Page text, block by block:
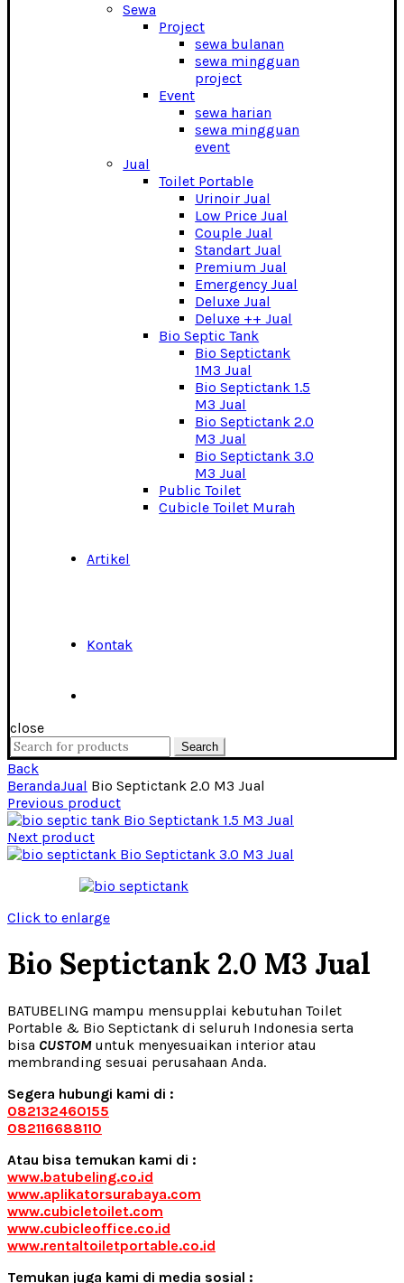
Sewa
Project
sewa bulanan
sewa mingguan
project
Event
sewa harian
sewa mingguan
event
Jual
Toilet Portable
Urinoir Jual
Low Price Jual
Couple Jual
Standart Jual
Premium Jual
Emergency Jual
Deluxe Jual
Deluxe ++ Jual
Bio Septic Tank
Bio Septictank
1M3 Jual
Bio Septictank 1.5
M3 Jual
Bio Septictank 2.0
M3 Jual
Bio Septictank 3.0
M3 Jual
Public Toilet
Cubicle Toilet Murah
Artikel
Kontak
close
Search
for:
Search
Back
BerandaJual Bio Septictank 2.0 M3 Jual
Previous product
Bio Septictank 1.5 M3 Jual
Next product
Bio Septictank 3.0 M3 Jual
Click to enlarge
Bio Septictank 2.0 M3 Jual
BATUBELING mampu mensupplai kebutuhan Toilet
Portable & Bio Septictank di seluruh Indonesia serta
bisa CUSTOM untuk menyesuaikan interior atau
membranding sesuai perusahaan Anda.
Segera hubungi kami di :
082132460155
082116688110
Atau bisa temukan kami di :
www.batubeling.co.id
www.aplikatorsurabaya.com
www.cubicletoilet.com
www.cubicleoffice.co.id
www.rentaltoiletportable.co.id
Temukan juga kami di media sosial :